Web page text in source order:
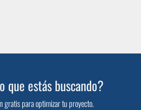
que estás buscando?
gratis para optimizar tu proyecto.